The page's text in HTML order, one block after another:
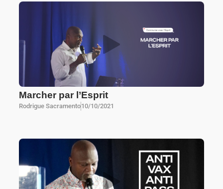
Marcher par l’Esprit
Rodrigue Sacramento10/10/2021